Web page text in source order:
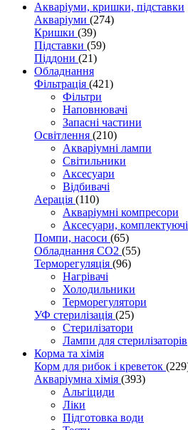
Акваріуми, кришки, підставки
Акваріуми (274)
Кришки (39)
Підставки (59)
Піддони (21)
Обладнання
Фільтрація (421)
Фільтри
Наповнювачі
Запасні частини
Освітлення (210)
Акваріумні лампи
Світильники
Аксесуари
Відбивачі
Аерація (110)
Акваріумні компресори
Аксесуари, комплектуючі
Помпи, насоси (65)
Обладнання CO2 (55)
Терморегуляція (96)
Нагрівачі
Холодильники
Терморегулятори
УФ стерилізація (25)
Стерилізатори
Лампи для стерилізаторів
Корма та хімія
Корм для рибок і креветок
Акваріумна хімія (393)
Альгіциди
Ліки
Підготовка води